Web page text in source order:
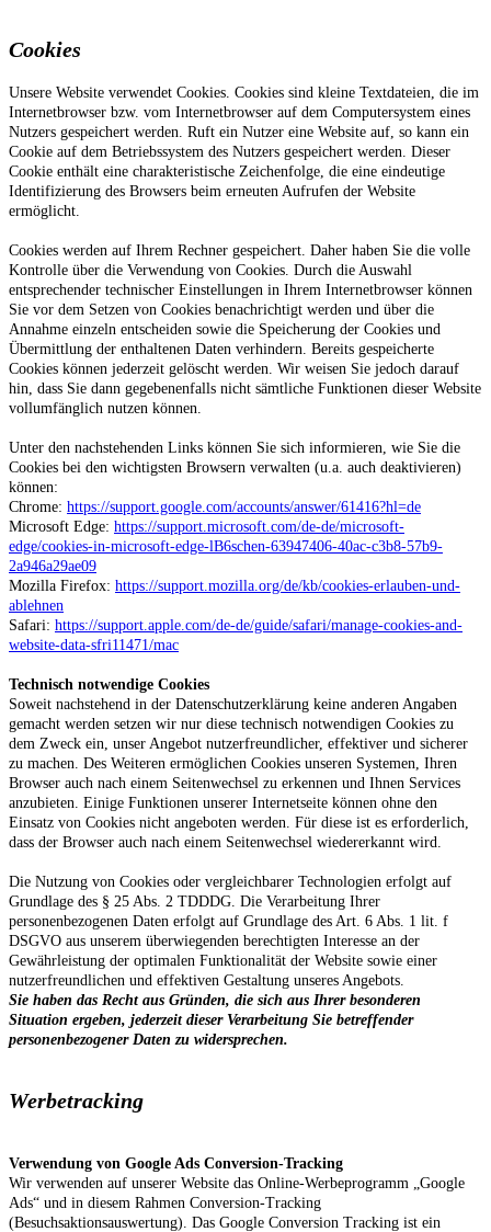
Cookies
Unsere Website verwendet Cookies. Cookies sind kleine Textdateien, die im
Internetbrowser bzw. vom Internetbrowser auf dem Computersystem eines
Nutzers gespeichert werden. Ruft ein Nutzer eine Website auf, so kann ein
Cookie auf dem Betriebssystem des Nutzers gespeichert werden. Dieser
Cookie enthält eine charakteristische Zeichenfolge, die eine eindeutige
Identifizierung des Browsers beim erneuten Aufrufen der Website
ermöglicht.
Cookies werden auf Ihrem Rechner gespeichert. Daher haben Sie die volle
Kontrolle über die Verwendung von Cookies. Durch die Auswahl
entsprechender technischer Einstellungen in Ihrem Internetbrowser können
Sie vor dem Setzen von Cookies benachrichtigt werden und über die
Annahme einzeln entscheiden sowie die Speicherung der Cookies und
Übermittlung der enthaltenen Daten verhindern. Bereits gespeicherte
Cookies können jederzeit gelöscht werden. Wir weisen Sie jedoch darauf
hin, dass Sie dann gegebenenfalls nicht sämtliche Funktionen dieser Website
vollumfänglich nutzen können.
Unter den nachstehenden Links können Sie sich informieren, wie Sie die
Cookies bei den wichtigsten Browsern verwalten (u.a. auch deaktivieren)
können:
Chrome: https://support.google.com/accounts/answer/61416?hl=de
Microsoft Edge: https://support.microsoft.com/de-de/microsoft-
edge/cookies-in-microsoft-edge-lB6schen-63947406-40ac-c3b8-57b9-
2a946a29ae09
Mozilla Firefox: https://support.mozilla.org/de/kb/cookies-erlauben-und-
ablehnen
Safari: https://support.apple.com/de-de/guide/safari/manage-cookies-and-
website-data-sfri11471/mac
Technisch notwendige Cookies
Soweit nachstehend in der Datenschutzerklärung keine anderen Angaben
gemacht werden setzen wir nur diese technisch notwendigen Cookies zu
dem Zweck ein, unser Angebot nutzerfreundlicher, effektiver und sicherer
zu machen. Des Weiteren ermöglichen Cookies unseren Systemen, Ihren
Browser auch nach einem Seitenwechsel zu erkennen und Ihnen Services
anzubieten. Einige Funktionen unserer Internetseite können ohne den
Einsatz von Cookies nicht angeboten werden. Für diese ist es erforderlich,
dass der Browser auch nach einem Seitenwechsel wiedererkannt wird.
Die Nutzung von Cookies oder vergleichbarer Technologien erfolgt auf
Grundlage des § 25 Abs. 2 TDDDG. Die Verarbeitung Ihrer
personenbezogenen Daten erfolgt auf Grundlage des Art. 6 Abs. 1 lit. f
DSGVO aus unserem überwiegenden berechtigten Interesse an der
Gewährleistung der optimalen Funktionalität der Website sowie einer
nutzerfreundlichen und effektiven Gestaltung unseres Angebots.
Sie haben das Recht aus Gründen, die sich aus Ihrer besonderen
Situation ergeben, jederzeit dieser Verarbeitung Sie betreffender
personenbezogener Daten zu widersprechen.
Werbetracking
Verwendung von Google Ads Conversion-Tracking
Wir verwenden auf unserer Website das Online-Werbeprogramm „Google
Ads“ und in diesem Rahmen Conversion-Tracking
(Besuchsaktionsauswertung). Das Google Conversion Tracking ist ein